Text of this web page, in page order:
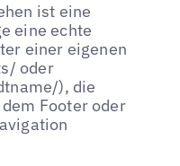
ist eine
eine echte
einer eigenen
oder
), die
Footer oder